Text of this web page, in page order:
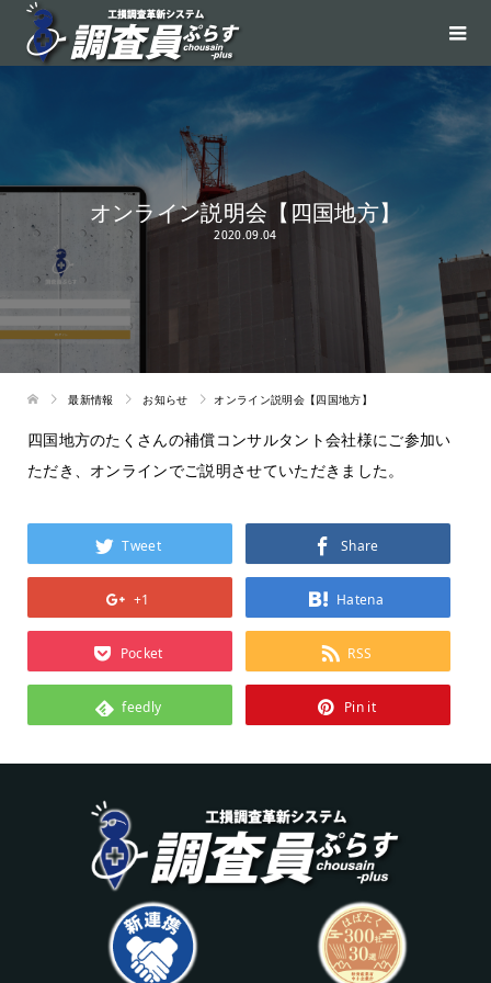
オンライン説明会【四国地方】
2020.09.04
最新情報 お知らせ オンライン説明会【四国地方】
四国地方のたくさんの補償コンサルタント会社様にご参加い
ただき、オンラインでご説明させていただきました。
Tweet Share
+1 Hatena
Pocket RSS
feedly Pin it